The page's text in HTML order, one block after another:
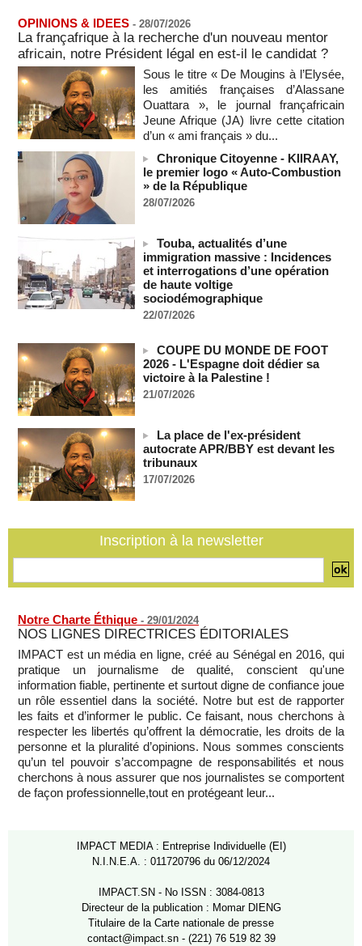
08/08/2026 -MOMO ALADJI
SENEGAL - Les Unes de la presse quotidienne du 8/9 août
2026
08/08/2026 -MOMO ALADJI
A Ceuta, les enfants migrants risquent d'être victimes de
maltraitance et d'exploitation, avertissent des ONG
07/08/2026 -
Les Bourses mondiales touchent des sommets après
l'emploi américain
07/08/2026 -
"Construction de la Grande Côte D'ivoire" : Le Président
Alassane Ouattara appelle à la contribution de toutes les forces
Polémique à l’Assemblée nationale : Yaël Braun-Pivet se dit
"dépassée" par les critiques concernant le nouveau pavillon
07/08/2026 -
Depuis le « cessez-le-feu » à Gaza, les forces israéliennes
07/08/2026 -
Guinée-Bissau - Première visite de la médiation sénégalaise
après le sommet de la Cedeao
07/08/2026 -
Bénin: Patrice Talon élu président du Sénat, moins de trois
mois après son départ du pouvoir
07/08/2026 -
Mali-Algérie : le PM Maïga affirme qu’il n’y a « aucune
rupture diplomatique » entre les 2 pays
Journaliste libanaise tuée par Israël : Amnesty France
demande une enquête pour crime de guerre
07/08/2026 -
OPINIONS & IDEES - 28/07/2026
La françafrique à la recherche d'un nouveau mentor
africain, notre Président légal en est-il le candidat ?
Sous le titre « De Mougins à l’Elysée,
les amitiés françaises d’Alassane
Ouattara », le journal françafricain
Jeune Afrique (JA) livre cette citation
d’un « ami français » du...
Chronique Citoyenne - KIIRAAY,
le premier logo « Auto-Combustion
» de la République
28/07/2026
Touba, actualités d’une
immigration massive : Incidences
et interrogations d’une opération
de haute voltige
sociodémographique
22/07/2026
COUPE DU MONDE DE FOOT
2026 - L'Espagne doit dédier sa
victoire à la Palestine !
21/07/2026
La place de l'ex-président
autocrate APR/BBY est devant les
tribunaux
17/07/2026
Inscription à la newsletter
Notre Charte Éthique - 29/01/2024
NOS LIGNES DIRECTRICES ÉDITORIALES
IMPACT est un média en ligne, créé au Sénégal en 2016, qui
pratique un journalisme de qualité, conscient qu'une
information fiable, pertinente et surtout digne de confiance joue
un rôle essentiel dans la société. Notre but est de rapporter
les faits et d’informer le public. Ce faisant, nous cherchons à
respecter les libertés qu’offrent la démocratie, les droits de la
personne et la pluralité d’opinions. Nous sommes conscients
qu’un tel pouvoir s’accompagne de responsabilités et nous
cherchons à nous assurer que nos journalistes se comportent
de façon professionnelle,tout en protégeant leur...
IMPACT MEDIA : Entreprise Individuelle (EI)
N.I.N.E.A. : 011720796 du 06/12/2024
IMPACT.SN - No ISSN : 3084-0813
Directeur de la publication : Momar DIENG
Titulaire de la Carte nationale de presse
contact@impact.sn - (221) 76 519 82 39